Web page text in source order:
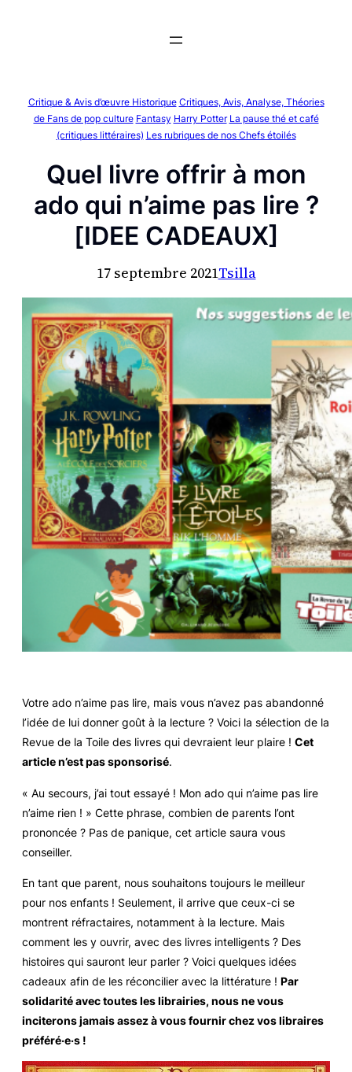
Critique & Avis d’œuvre Historique Critiques, Avis, Analyse, Théories
de Fans de pop culture Fantasy Harry Potter La pause thé et café
(critiques littéraires) Les rubriques de nos Chefs étoilés
Quel livre offrir à mon
ado qui n’aime pas lire ?
[IDEE CADEAUX]
17 septembre 2021Tsilla
Votre ado n’aime pas lire, mais vous n’avez pas abandonné
l’idée de lui donner goût à la lecture ? Voici la sélection de la
Revue de la Toile des livres qui devraient leur plaire ! Cet
article n’est pas sponsorisé.
« Au secours, j’ai tout essayé ! Mon ado qui n’aime pas lire
n’aime rien ! » Cette phrase, combien de parents l’ont
prononcée ? Pas de panique, cet article saura vous
conseiller.
En tant que parent, nous souhaitons toujours le meilleur
pour nos enfants ! Seulement, il arrive que ceux-ci se
montrent réfractaires, notamment à la lecture. Mais
comment les y ouvrir, avec des livres intelligents ? Des
histoires qui sauront leur parler ? Voici quelques idées
cadeaux afin de les réconcilier avec la littérature ! Par
solidarité avec toutes les librairies, nous ne vous
inciterons jamais assez à vous fournir chez vos libraires
préféré·e·s !